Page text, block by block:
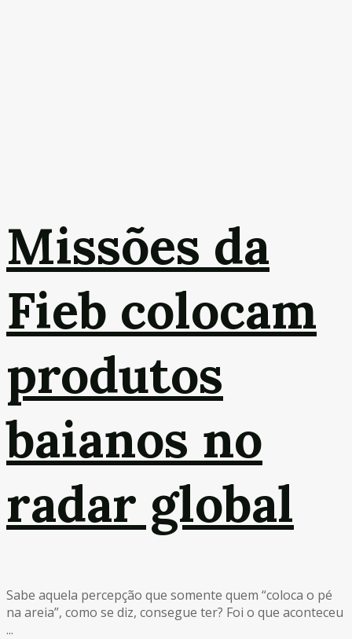
Missões da
Fieb colocam
produtos
baianos no
radar global
Sabe aquela percepção que somente quem “coloca o pé
na areia”, como se diz, consegue ter? Foi o que aconteceu
...